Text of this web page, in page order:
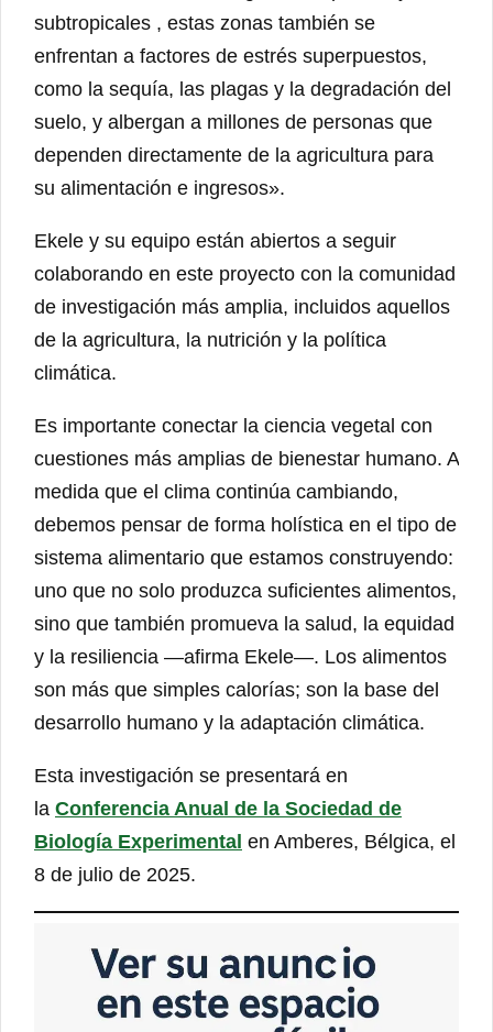
subtropicales , estas zonas también se
enfrentan a factores de estrés superpuestos,
como la sequía, las plagas y la degradación del
suelo, y albergan a millones de personas que
dependen directamente de la agricultura para
su alimentación e ingresos».
Ekele y su equipo están abiertos a seguir
colaborando en este proyecto con la comunidad
de investigación más amplia, incluidos aquellos
de la agricultura, la nutrición y la política
climática.
Es importante conectar la ciencia vegetal con
cuestiones más amplias de bienestar humano. A
medida que el clima continúa cambiando,
debemos pensar de forma holística en el tipo de
sistema alimentario que estamos construyendo:
uno que no solo produzca suficientes alimentos,
sino que también promueva la salud, la equidad
y la resiliencia —afirma Ekele—. Los alimentos
son más que simples calorías; son la base del
desarrollo humano y la adaptación climática.
Esta investigación se presentará en
la Conferencia Anual de la Sociedad de
Biología Experimental en Amberes, Bélgica, el
8 de julio de 2025.